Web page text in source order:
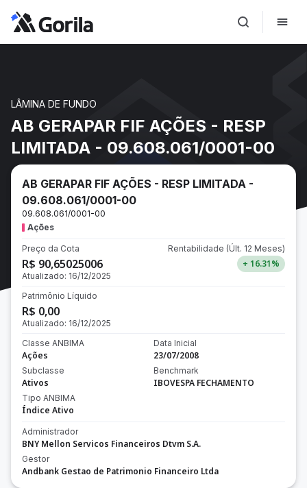
LÂMINA DE FUNDO
AB GERAPAR FIF AÇÕES - RESP
LIMITADA - 09.608.061/0001-00
AB GERAPAR FIF AÇÕES - RESP LIMITADA -
09.608.061/0001-00
09.608.061/0001-00
Ações
Preço da Cota
R$ 90,65025006
Atualizado: 16/12/2025
Rentabilidade (Últ. 12 Meses)
+ 16.31%
Patrimônio Líquido
R$ 0,00
Atualizado: 16/12/2025
Classe ANBIMA
Ações
Subclasse
Ativos
Tipo ANBIMA
Índice Ativo
Data Inicial
23/07/2008
Benchmark
IBOVESPA FECHAMENTO
Administrador
BNY Mellon Servicos Financeiros Dtvm S.A.
Gestor
Andbank Gestao de Patrimonio Financeiro Ltda